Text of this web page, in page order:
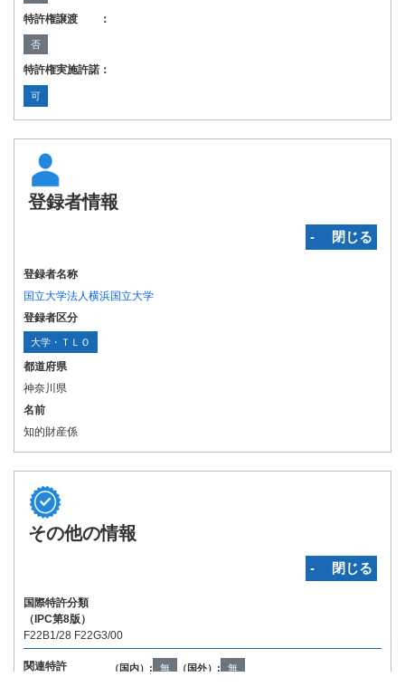
特許権譲渡 ：
否
特許権実施許諾：
可
登録者情報
‐ 閉じる
登録者名称
国立大学法人横浜国立大学
登録者区分
大学・ＴＬＯ
都道府県
神奈川県
名前
知的財産係
その他の情報
‐ 閉じる
国際特許分類
（IPC第8版）
F22B1/28 F22G3/00
関連特許 （国内）: 無 （国外）: 無